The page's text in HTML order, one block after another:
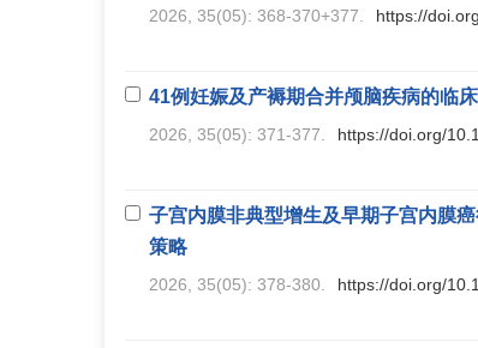
2026, 35(05): 368-370+377. https://
41例妊娠及产褥期合并颅脑疾病的临
2026, 35(05): 371-377. https://doi.org/
子宫内膜非典型增生及早期子宫内膜
策略
2026, 35(05): 378-380. https://doi.org/